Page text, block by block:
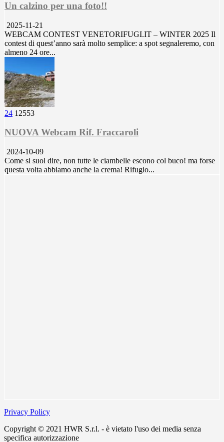
Un calzino per una foto!!
2025-11-21
WEBCAM CONTEST VENETORIFUGI.IT – WINTER 2025 Il
contest di quest’anno sarà molto semplice: a spot segnaleremo, con
almeno 24 ore...
24 12553
NUOVA Webcam Rif. Fraccaroli
2024-10-09
Come si suol dire, non tutte le ciambelle escono col buco! ma forse
questa volta abbiamo anche la crema! Rifugio...
Privacy Policy
Copyright © 2021 HWR S.r.l. - è vietato l'uso dei media senza
specifica autorizzazione